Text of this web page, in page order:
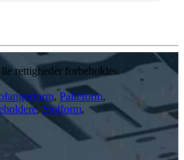
rettigheder forbeholdes.
, Palleform,
, Stolform,